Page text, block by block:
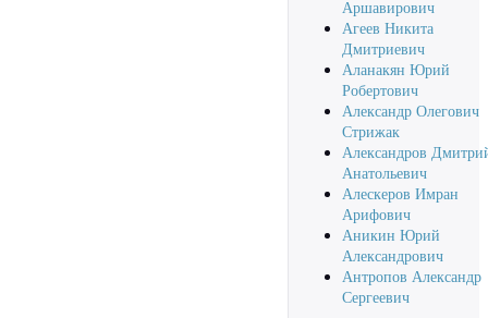
Аршавирович
Агеев Никита
Дмитриевич
Аланакян Юрий
Робертович
Александр Олегович
Стрижак
Александров
Анатольевич
Алескеров Имран
Арифович
Аникин Юрий
Александрович
Антропов Александр
Сергеевич